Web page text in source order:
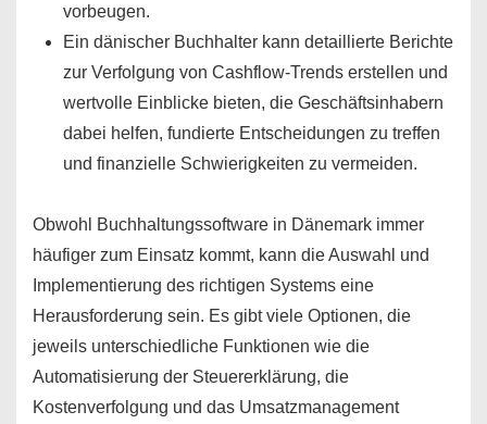
vorbeugen.
Ein dänischer Buchhalter kann detaillierte Berichte
zur Verfolgung von Cashflow-Trends erstellen und
wertvolle Einblicke bieten, die Geschäftsinhabern
dabei helfen, fundierte Entscheidungen zu treffen
und finanzielle Schwierigkeiten zu vermeiden.
Obwohl Buchhaltungssoftware in Dänemark immer
häufiger zum Einsatz kommt, kann die Auswahl und
Implementierung des richtigen Systems eine
Herausforderung sein. Es gibt viele Optionen, die
jeweils unterschiedliche Funktionen wie die
Automatisierung der Steuererklärung, die
Kostenverfolgung und das Umsatzmanagement